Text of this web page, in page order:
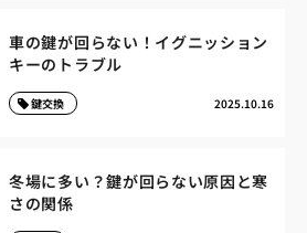
車の鍵が回らない！イグニッション
キーのトラブル
2025.10.16
鍵交換
冬場に多い？鍵が回らない原因と寒
さの関係